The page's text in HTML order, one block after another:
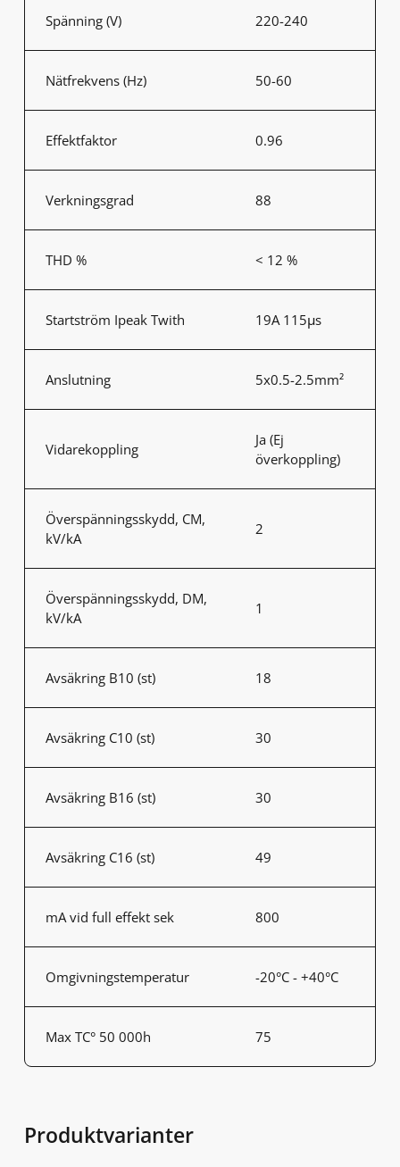
Spänning (V) 220-240
Nätfrekvens (Hz) 50-60
Effektfaktor 0.96
Verkningsgrad 88
THD % < 12 %
Startström Ipeak Twith 19A 115μs
Anslutning 5x0.5-2.5mm²
Vidarekoppling
Ja (Ej
överkoppling)
Överspänningsskydd, CM,
kV/kA
2
Överspänningsskydd, DM,
kV/kA
1
Avsäkring B10 (st) 18
Avsäkring C10 (st) 30
Avsäkring B16 (st) 30
Avsäkring C16 (st) 49
mA vid full effekt sek 800
Omgivningstemperatur -20°C - +40°C
Max TC° 50 000h 75
Produktvarianter